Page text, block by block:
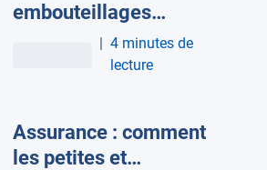
embouteillages
parisiens font grimper
les factures de
| 4 minutes de
lecture
Assurance : comment
les petites et